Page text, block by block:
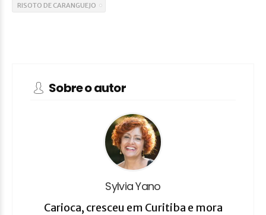
RISOTO DE CARANGUEJO
Sobre o autor
Sylvia Yano
Carioca, cresceu em Curitiba e mora